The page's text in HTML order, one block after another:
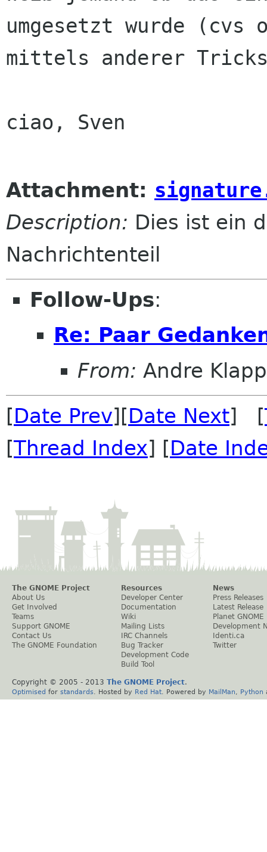
umgesetzt wurde (cvs
mittels anderer
ciao, Sven
Attachment:
Description: Dies ist ein
Nachrichtenteil
Follow-Ups:
Re: Paar
From: Andre
[Date Prev][Date Next] [
[Thread Index] [Date
The GNOME Project
About Us
Get Involved
Teams
Support GNOME
Contact Us
The GNOME Foundation
Resources
Developer Center
Documentation
Wiki
Mailing Lists
IRC Channels
Bug Tracker
Development Code
Build Tool
News
Press Releases
Latest Release
Planet GNOME
Development
Identi.ca
Twitter
Copyright © 2005 - 2013 The GNOME Project.
Optimised for standards . Hosted by Red Hat . Powered by MailMan Python